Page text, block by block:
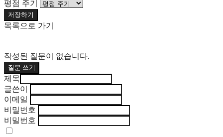
평점 주기
저장하기
목록으로 가기
작성된 질문이 없습니다.
질문 쓰기
제목
글쓴이
이메일
비밀번호
비밀번호